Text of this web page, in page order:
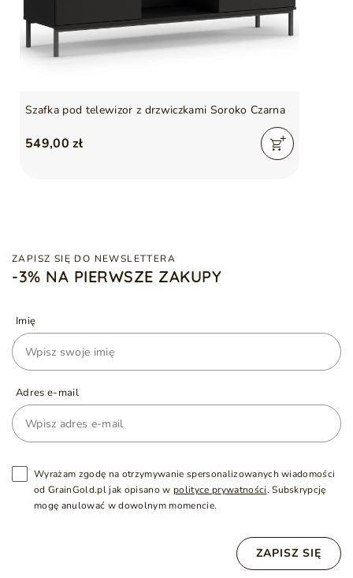
Szafka pod telewizor z drzwiczkami Soroko Czarna
549,00 zł
ZAPISZ SIĘ DO NEWSLETTERA
-3% NA PIERWSZE ZAKUPY
Imię
Adres e-mail
Wyrażam zgodę na otrzymywanie spersonalizowanych wiadomości
od GrainGold.pl jak opisano w polityce prywatności. Subskrypcję
mogę anulować w dowolnym momencie.
ZAPISZ SIĘ